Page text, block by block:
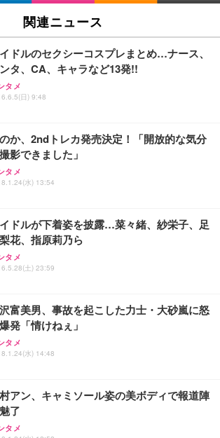
B100 オフィスチェア／デスクチェア メッシ
ェア 人間工学 疲れない ブラック
オフィスチェア デスクチェア 疲れない テレ
ク チェア 強化バックレスト 30度ロッキング機
人間工学 椅子 腰サポート 90度跳ね上げ式アーム
PCチェア 通気性メッシュ ゲーミング/勉強/事
おしゃれ パソコンチェア (ブラック)
オフィスチェア デスクチェア 疲れない テレ
ク チェア 強化バックレスト 30度ロッキング機
間工学 椅子 腰サポート 90度跳ね上げ式アーム
おしゃれ パソコンチェア (ホワイト)
オフィスチェア デスクチェア 肘なし メ
ュ 通気性 ランバーサポート付き 腰サポート ガ
無段階昇降 360度回転 キャスター付き コンパク
正品】27"ゲーミングモニター DualSense 充電
ク付き（CFI-ZDM1J）
備済み品】Dell E2724HS 27インチ 液晶モニタ
ルHD（1920×1080）VA 非光沢 HDMI/DisplayP
スピーカー内蔵 高さ調整 スイベル VESA対
24.5inch/280Hz/FHD】GRAPHT THE S
Gaming Monitor 24” Essential ゲーミン
ニター QD 24.5インチ 1ms FHD 量子ドット 残
ベーシック ペットシーツ 厚型 ワイド 42枚
袋(84枚) ホワイト(吸収面:ライトブルー)
・ルーライフ ネオ・オムツ L 中型犬用 26枚入
品
Basic(スマートベーシック) 【Amazon.co.jp
】 Smart Basic アイリスオーヤマ ペットシーツ
型 お徳用 ワイド 100枚入 (x 1) (ケース販売)
リスオーヤマ ペットシーツ 超厚型 お徳用 レギ
ー 200枚入【Amazon.co.jp限定】
関連ニュース
ドルのセクシーコスプレまとめ…ナース、
タ、CA、キャラなど13発!!
タメ
日) 9:48
か、2ndトレカ発売決定！「開放的な気分
影できました」
タメ
水) 13:54
ドルが下着姿を披露…菜々緒、紗栄子、足
花、指原莉乃ら
タメ
土) 23:59
富美男、事故を起こした力士・大砂嵐に怒
発「情けねぇ」
タメ
水) 14:48
アン、キャミソール姿の美ボディで報道陣
了
タメ